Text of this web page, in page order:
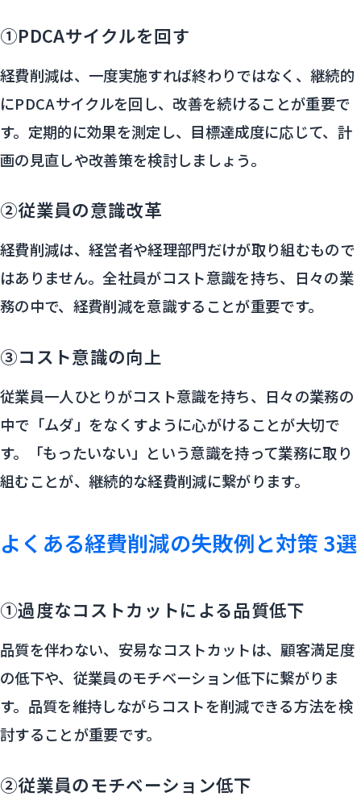
①PDCAサイクルを回す
経費削減は、一度実施すれば終わりではなく、継続的
にPDCAサイクルを回し、改善を続けることが重要で
す。定期的に効果を測定し、目標達成度に応じて、計
画の見直しや改善策を検討しましょう。
②従業員の意識改革
経費削減は、経営者や経理部門だけが取り組むもので
はありません。全社員がコスト意識を持ち、日々の業
務の中で、経費削減を意識することが重要です。
③コスト意識の向上
従業員一人ひとりがコスト意識を持ち、日々の業務の
中で「ムダ」をなくすように心がけることが大切で
す。「もったいない」という意識を持って業務に取り
組むことが、継続的な経費削減に繋がります。
よくある経費削減の失敗例と対策 3選
①過度なコストカットによる品質低下
品質を伴わない、安易なコストカットは、顧客満足度
の低下や、従業員のモチベーション低下に繋がりま
す。品質を維持しながらコストを削減できる方法を検
討することが重要です。
②従業員のモチベーション低下